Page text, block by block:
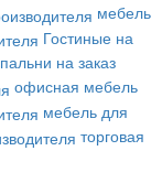
мебель
Гостиные на
на заказ
офисная мебель
мебель для
торговая